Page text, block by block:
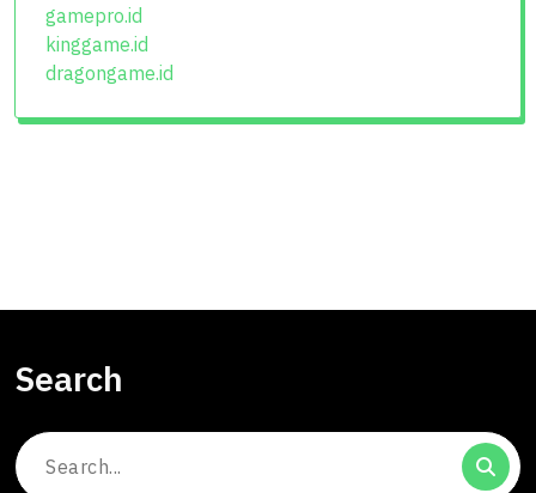
gamepro.id
kinggame.id
dragongame.id
Search
Search